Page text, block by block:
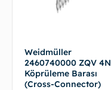
Weidmüller
2460740000 ZQV 4N
Köprüleme Barası
(Cross-Connector)